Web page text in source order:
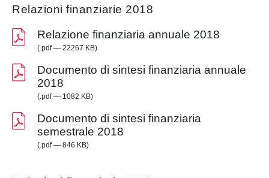
Relazioni finanziarie 2018
Relazione finanziaria annuale 2018
(.pdf — 22267 KB)
Documento di sintesi finanziaria annuale
2018
(.pdf — 1082 KB)
Documento di sintesi finanziaria
semestrale 2018
(.pdf — 846 KB)